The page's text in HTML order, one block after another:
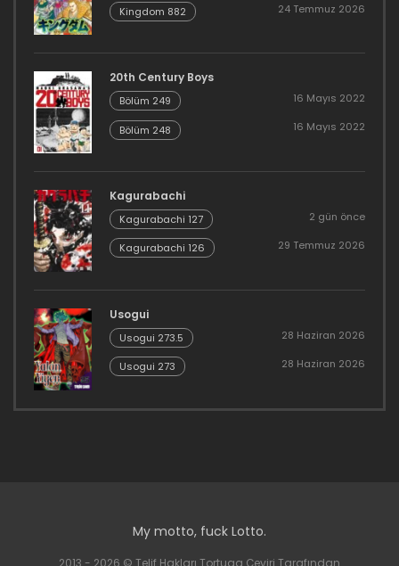
Kingdom 882 24 Temmuz 2026
20th Century Boys
Bölüm 249 16 Mayıs 2022
Bölüm 248 16 Mayıs 2022
Kagurabachi
Kagurabachi 127 2 gün önce
Kagurabachi 126 29 Temmuz 2026
Usogui
Usogui 273.5 28 Haziran 2026
Usogui 273 28 Haziran 2026
My motto, fuck Lotto.
2013 - 2026 © Telif Hakları Tortuga Çeviri Tarafından